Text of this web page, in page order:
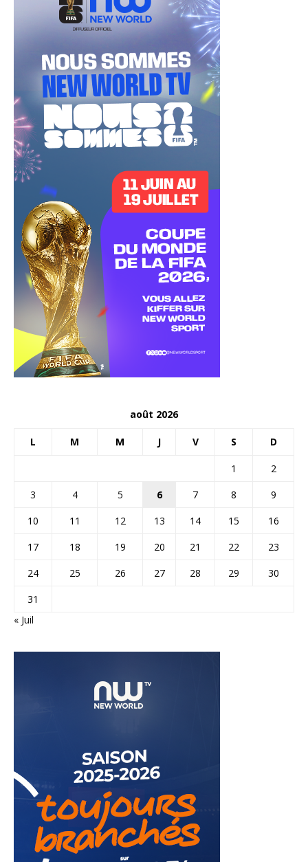
août 2026
L M M J V S D
1
2
3
4 5 6 7 8
9
10
11 12 13 14 15
16
17
18 19 20 21 22
23
24
25 26 27 28 29
30
31
« Juil